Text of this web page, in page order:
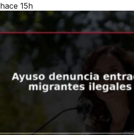
hace 15h